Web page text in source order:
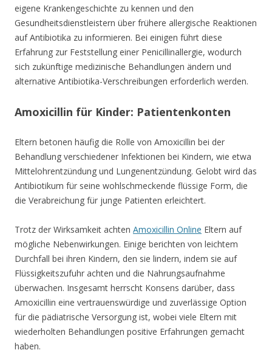
eigene Krankengeschichte zu kennen und den
Gesundheitsdienstleistern über frühere allergische Reaktionen
auf Antibiotika zu informieren. Bei einigen führt diese
Erfahrung zur Feststellung einer Penicillinallergie, wodurch
sich zukünftige medizinische Behandlungen ändern und
alternative Antibiotika-Verschreibungen erforderlich werden.
Amoxicillin für Kinder: Patientenkonten
Eltern betonen häufig die Rolle von Amoxicillin bei der
Behandlung verschiedener Infektionen bei Kindern, wie etwa
Mittelohrentzündung und Lungenentzündung. Gelobt wird das
Antibiotikum für seine wohlschmeckende flüssige Form, die
die Verabreichung für junge Patienten erleichtert.
Trotz der Wirksamkeit achten Amoxicillin Online Eltern auf
mögliche Nebenwirkungen. Einige berichten von leichtem
Durchfall bei ihren Kindern, den sie lindern, indem sie auf
Flüssigkeitszufuhr achten und die Nahrungsaufnahme
überwachen. Insgesamt herrscht Konsens darüber, dass
Amoxicillin eine vertrauenswürdige und zuverlässige Option
für die pädiatrische Versorgung ist, wobei viele Eltern mit
wiederholten Behandlungen positive Erfahrungen gemacht
haben.